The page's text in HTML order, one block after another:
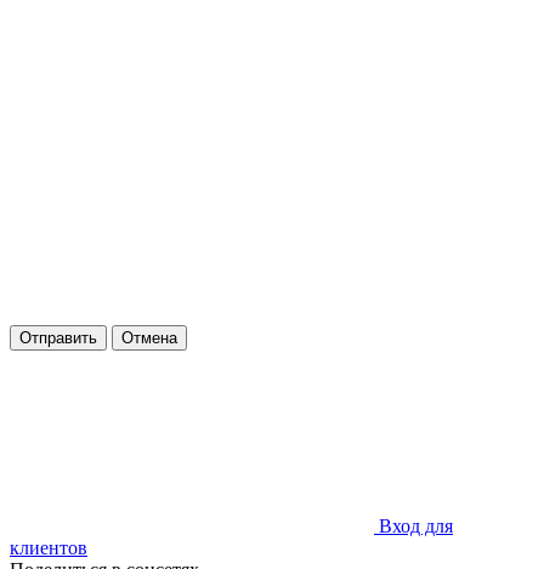
Отправить Отмена
Вход для
клиентов